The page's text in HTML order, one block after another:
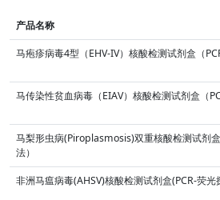
产品名称
马疱疹病毒4型（EHV-IV）核酸检测试剂盒（
马传染性贫血病毒（EIAV）核酸检测试剂盒（
马梨形虫病(Piroplasmosis)双重核酸检测试剂
法）
非洲马瘟病毒(AHSV)核酸检测试剂盒(PCR-荧光